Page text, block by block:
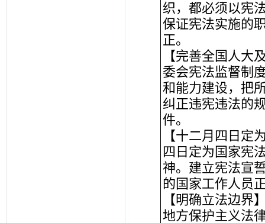
织，都必须以宪
保证宪法实施的
正。
【完善全国人大
委会宪法监督制
和能力建设，把
纠正违宪违法的
件。
【十二月四日定
四日定为国家宪
神。建立宪法宣
的国家工作人员
【明确立法边界
地方保护主义法